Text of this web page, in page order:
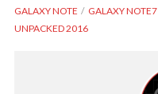
GALAXY NOTE GALAXY NOTE7
UNPACKED 2016